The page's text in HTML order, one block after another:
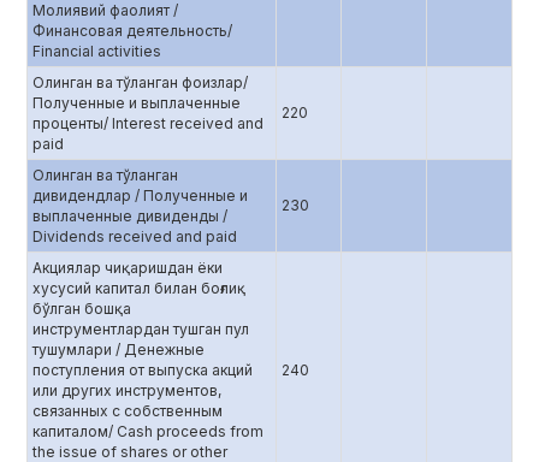
Молиявий фаолият /
Финансовая деятельность/
Financial activities
Олинган ва тўланган фоизлар/
Полученные и выплаченные
проценты/ Interest received and
paid
220
Олинган ва тўланган
дивидендлар / Полученные и
выплаченные дивиденды /
Dividends received and paid
230
Акциялар чиқаришдан ёки
хусусий капитал билан боғлиқ
бўлган бошқа
инструментлардан тушган пул
тушумлари / Денежные
поступления от выпуска акций
или других инструментов,
связанных с собственным
капиталом/ Cash proceeds from
the issue of shares or other
240